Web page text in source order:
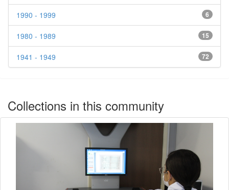
6
1990 - 1999
15
1980 - 1989
72
1941 - 1949
Collections in this community